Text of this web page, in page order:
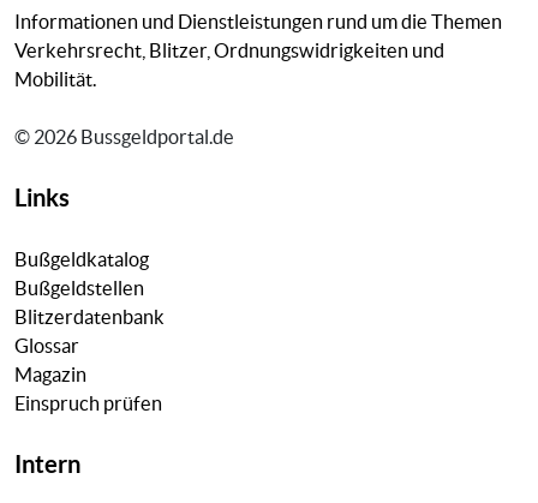
Informationen und Dienstleistungen rund um die Themen
Verkehrsrecht, Blitzer, Ordnungswidrigkeiten und
Mobilität.
© 2026 Bussgeldportal.de
Links
Bußgeldkatalog
Bußgeldstellen
Blitzerdatenbank
Glossar
Magazin
Einspruch prüfen
Intern